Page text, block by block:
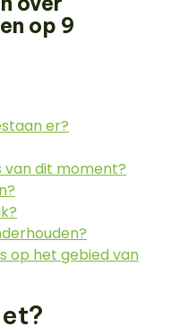
op 9
er?
van dit moment?
op het gebied van